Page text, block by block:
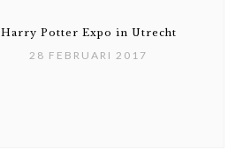
Harry Potter Expo in Utrecht
28 FEBRUARI 2017